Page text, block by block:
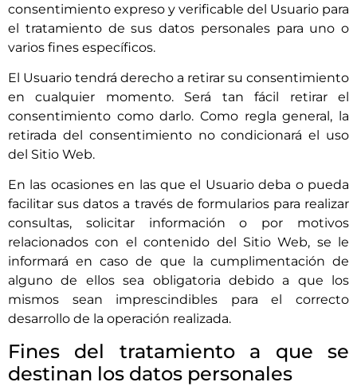
consentimiento expreso y verificable del Usuario para
el tratamiento de sus datos personales para uno o
varios fines específicos.
El Usuario tendrá derecho a retirar su consentimiento
en cualquier momento. Será tan fácil retirar el
consentimiento como darlo. Como regla general, la
retirada del consentimiento no condicionará el uso
del Sitio Web.
En las ocasiones en las que el Usuario deba o pueda
facilitar sus datos a través de formularios para realizar
consultas, solicitar información o por motivos
relacionados con el contenido del Sitio Web, se le
informará en caso de que la cumplimentación de
alguno de ellos sea obligatoria debido a que los
mismos sean imprescindibles para el correcto
desarrollo de la operación realizada.
Fines del tratamiento a que se
destinan los datos personales